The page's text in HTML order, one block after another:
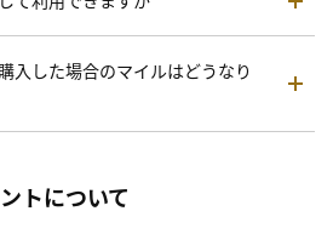
入した場合のマイルはどうなり
トについて